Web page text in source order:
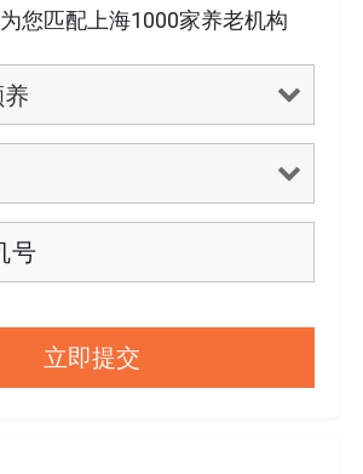
为您匹配上海1000家养老机构